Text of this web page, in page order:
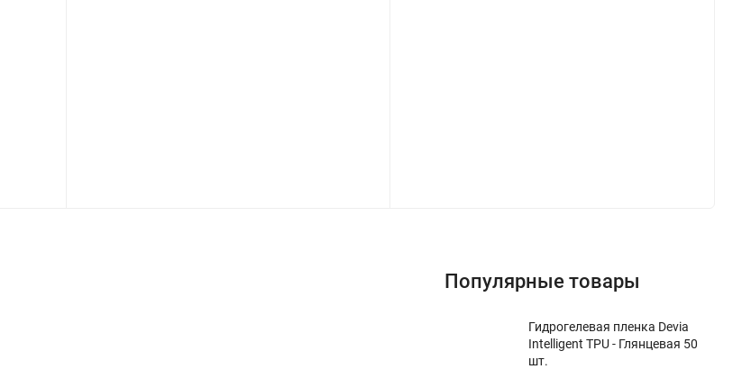
Популярные товары
Гидрогелевая пленка Devia
Intelligent TPU - Глянцевая 50
шт.